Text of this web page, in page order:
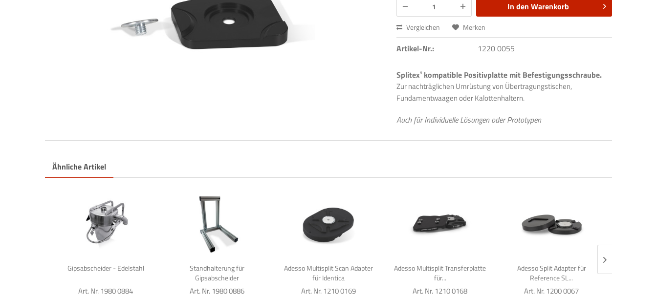
In den Warenkorb
Vergleichen Merken
Artikel-Nr.: 1220 0055
Splitex¹ kompatible Positivplatte mit Befestigungsschraube.
Zur nachträglichen Umrüstung von Übertragungstischen,
Fundamentwaagen oder Kalottenhaltern.
Auch für Individuelle Lösungen oder Prototypen
Ähnliche Artikel
Gipsabscheider - Edelstahl
Art. Nr. 1980 0884
Standhalterung für
Gipsabscheider
Art. Nr. 1980 0886
Adesso Multisplit Scan Adapter
für Identica
Art. Nr. 1210 0169
Adesso Multisplit Transferplatte
für...
Art. Nr. 1210 0168
Adesso Split Adapter für
Reference SL...
Art. Nr. 1200 0067